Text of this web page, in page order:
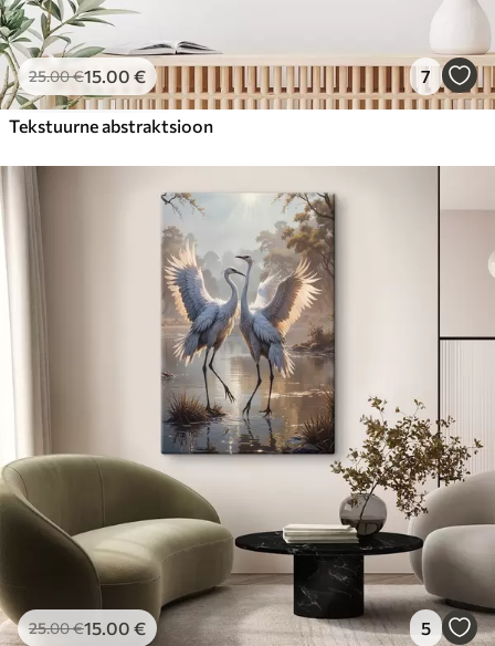
25.00€15.00 € 7
Tekstuurne abstraktsioon
25.00€15.00 € 5